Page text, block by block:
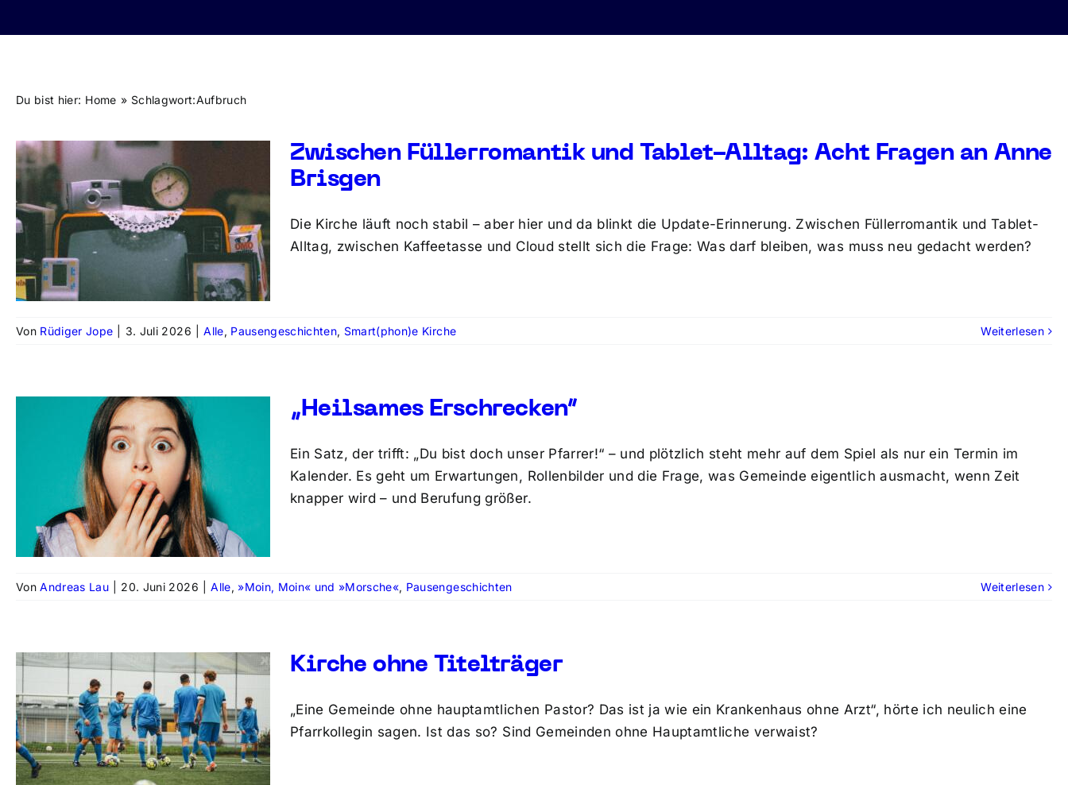
Du bist hier: Home Schlagwort:Aufbruch
Zwischen Füllerromantik und Tablet-Alltag: Acht Fragen an Anne
Brisgen
Die Kirche läuft noch stabil – aber hier und da blinkt die Update-Erinnerung. Zwischen Füllerromantik und Tablet-
Alltag, zwischen Kaffeetasse und Cloud stellt sich die Frage: Was darf bleiben, was muss neu gedacht werden?
Von Rüdiger Jope 3. Juli 2026 Alle, Pausengeschichten, Smart(phon)e Kirche Weiterlesen
„Heilsames Erschrecken“
Ein Satz, der trifft: „Du bist doch unser Pfarrer!“ – und plötzlich steht mehr auf dem Spiel als nur ein Termin im
Kalender. Es geht um Erwartungen, Rollenbilder und die Frage, was Gemeinde eigentlich ausmacht, wenn Zeit
knapper wird – und Berufung größer.
VonAndreas Lau 20. Juni 2026 Alle,»Moin, Moin« und »Morsche«, Pausengeschichten Weiterlesen
Kirche ohne Titelträger
„Eine Gemeinde ohne hauptamtlichen Pastor? Das ist ja wie ein Krankenhaus ohne Arzt“, hörte ich neulich eine
Pfarrkollegin sagen. Ist das so? Sind Gemeinden ohne Hauptamtliche verwaist?